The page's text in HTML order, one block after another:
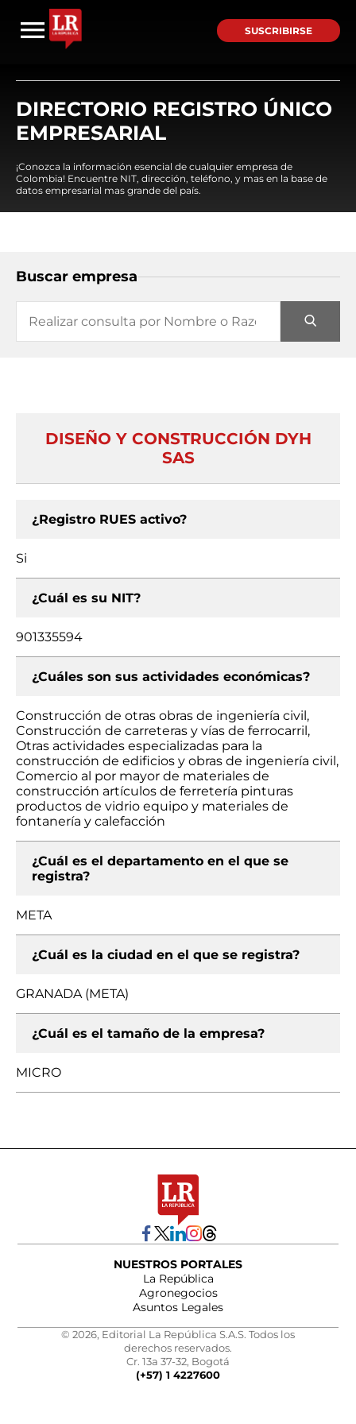
SUSCRIBIRSE
DIRECTORIO REGISTRO ÚNICO
EMPRESARIAL
¡Conozca la información esencial de cualquier empresa de
Colombia! Encuentre NIT, dirección, teléfono, y mas en la base de
datos empresarial mas grande del país.
Buscar empresa
DISEÑO Y CONSTRUCCIÓN DYH
SAS
¿Registro RUES activo?
Si
¿Cuál es su NIT?
901335594
¿Cuáles son sus actividades económicas?
Construcción de otras obras de ingeniería civil,
Construcción de carreteras y vías de ferrocarril,
Otras actividades especializadas para la
construcción de edificios y obras de ingeniería civil,
Comercio al por mayor de materiales de
construcción artículos de ferretería pinturas
productos de vidrio equipo y materiales de
fontanería y calefacción
¿Cuál es el departamento en el que se
registra?
META
¿Cuál es la ciudad en el que se registra?
GRANADA (META)
¿Cuál es el tamaño de la empresa?
MICRO
NUESTROS PORTALES
La República
Agronegocios
Asuntos Legales
© 2026, Editorial La República S.A.S. Todos los
derechos reservados.
Cr. 13a 37-32, Bogotá
(+57) 1 4227600